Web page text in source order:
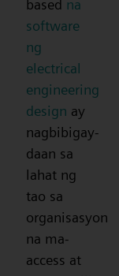
based na
software
ng
electrical
engineering
design ay
nagbibigay-
daan sa
lahat ng
tao sa
organisasyon
na ma-
access at